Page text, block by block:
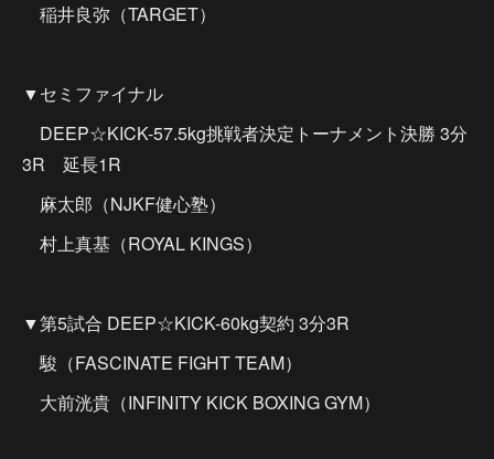
稲井良弥（TARGET）
▼セミファイナル
DEEP☆KICK-57.5kg挑戦者決定トーナメント決勝 3分
3R 延長1R
麻太郎（NJKF健心塾）
村上真基（ROYAL KINGS）
▼第5試合 DEEP☆KICK-60kg契約 3分3R
駿（FASCINATE FIGHT TEAM）
大前洸貴（INFINITY KICK BOXING GYM）